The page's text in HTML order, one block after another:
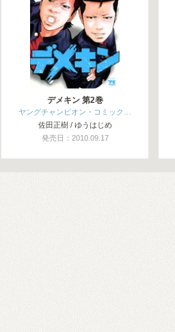
デメキン 第2巻
ヤングチャンピオン・コミック…
佐田正樹 / ゆうはじめ
発売日：2010.09.17